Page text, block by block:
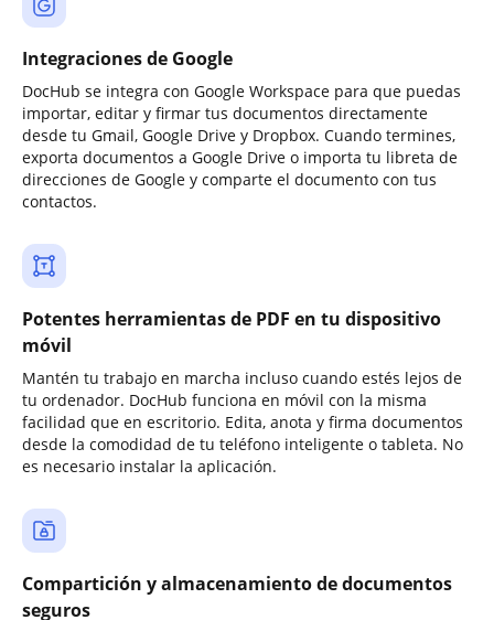
Integraciones de Google
DocHub se integra con Google Workspace para que puedas
importar, editar y firmar tus documentos directamente
desde tu Gmail, Google Drive y Dropbox. Cuando termines,
exporta documentos a Google Drive o importa tu libreta de
direcciones de Google y comparte el documento con tus
contactos.
Potentes herramientas de PDF en tu dispositivo
móvil
Mantén tu trabajo en marcha incluso cuando estés lejos de
tu ordenador. DocHub funciona en móvil con la misma
facilidad que en escritorio. Edita, anota y firma documentos
desde la comodidad de tu teléfono inteligente o tableta. No
es necesario instalar la aplicación.
Compartición y almacenamiento de documentos
seguros